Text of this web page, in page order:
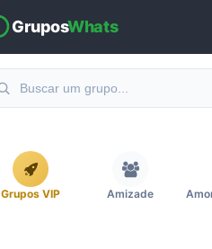
GruposWhats
Grupos VIP Amizade